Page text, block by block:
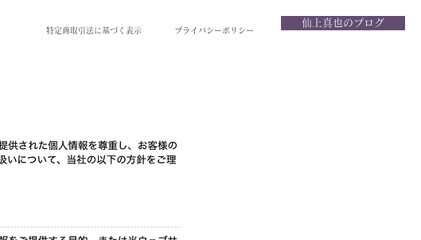
仙上真也のブログ
特定商取引法に基づく表示 プライバシーポリシー